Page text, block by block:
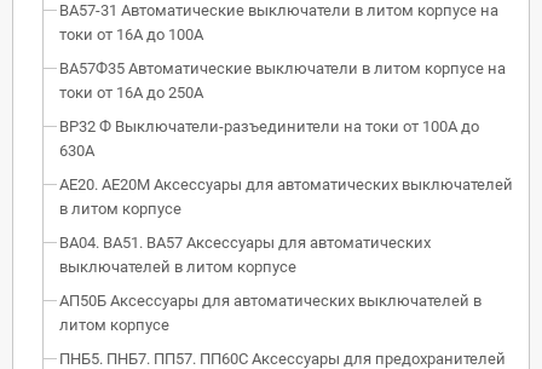
ВА57-31 Автоматические выключатели в литом корпусе на
токи от 16А до 100А
ВА57Ф35 Автоматические выключатели в литом корпусе на
токи от 16А до 250А
ВР32 Ф Выключатели-разъединители на токи от 100А до
630А
АЕ20. АЕ20М Аксессуары для автоматических выключателей
в литом корпусе
ВА04. ВА51. ВА57 Аксессуары для автоматических
выключателей в литом корпусе
АП50Б Аксессуары для автоматических выключателей в
литом корпусе
ПНБ5. ПНБ7. ПП57. ПП60С Аксессуары для предохранителей